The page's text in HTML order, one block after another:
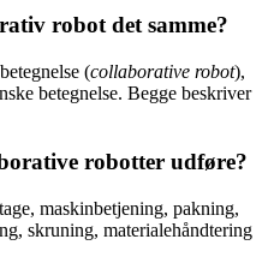
robot det samme?
(collaborative robot),
betegnelse. Begge beskriver
robotter udføre?
maskinbetjening, pakning,
skruning, materialehåndtering